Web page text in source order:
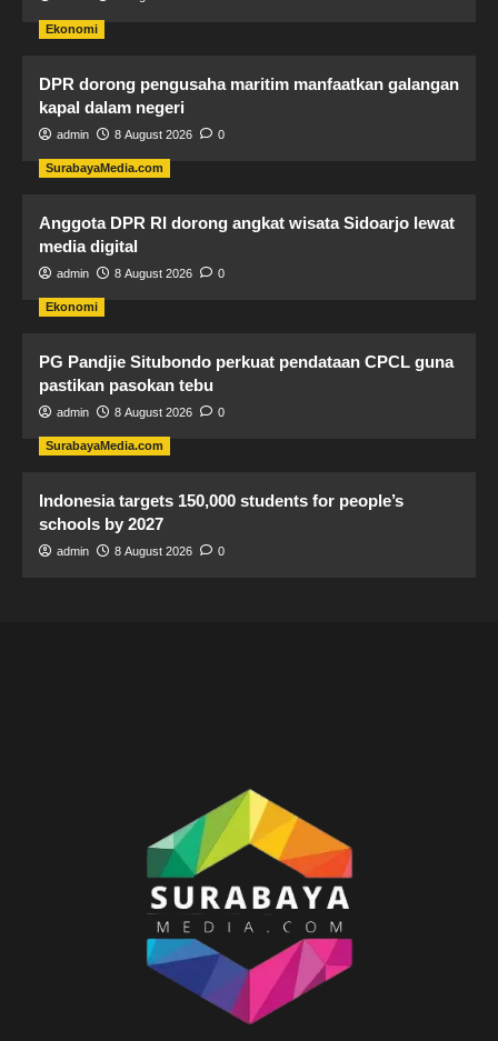
Ekonomi
DPR dorong pengusaha maritim manfaatkan galangan
kapal dalam negeri
admin 8 August 2026 0
SurabayaMedia.com
Anggota DPR RI dorong angkat wisata Sidoarjo lewat
media digital
admin 8 August 2026 0
Ekonomi
PG Pandjie Situbondo perkuat pendataan CPCL guna
pastikan pasokan tebu
admin 8 August 2026 0
SurabayaMedia.com
Indonesia targets 150,000 students for people’s
schools by 2027
admin 8 August 2026 0